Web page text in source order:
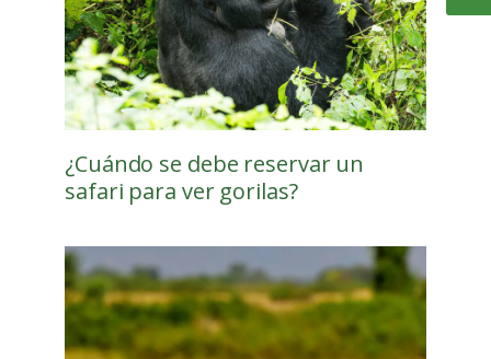
¿Cuándo se debe reservar un
safari para ver gorilas?